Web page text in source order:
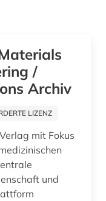
/
Archiv
LIZENZ
mit Fokus
und